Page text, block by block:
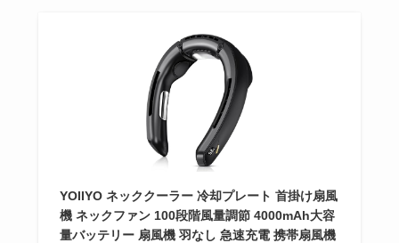
YOIIYO ネッククーラー 冷却プレート 首掛け扇風
機 ネックファン 100段階風量調節 4000mAh大容
量バッテリー 扇風機 羽なし 急速充電 携帯扇風機